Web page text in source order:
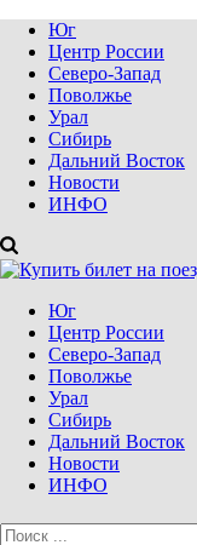
Юг
Центр России
Северо-Запад
Поволжье
Урал
Сибирь
Дальний Восток
Новости
ИНФО
Юг
Центр России
Северо-Запад
Поволжье
Урал
Сибирь
Дальний Восток
Новости
ИНФО